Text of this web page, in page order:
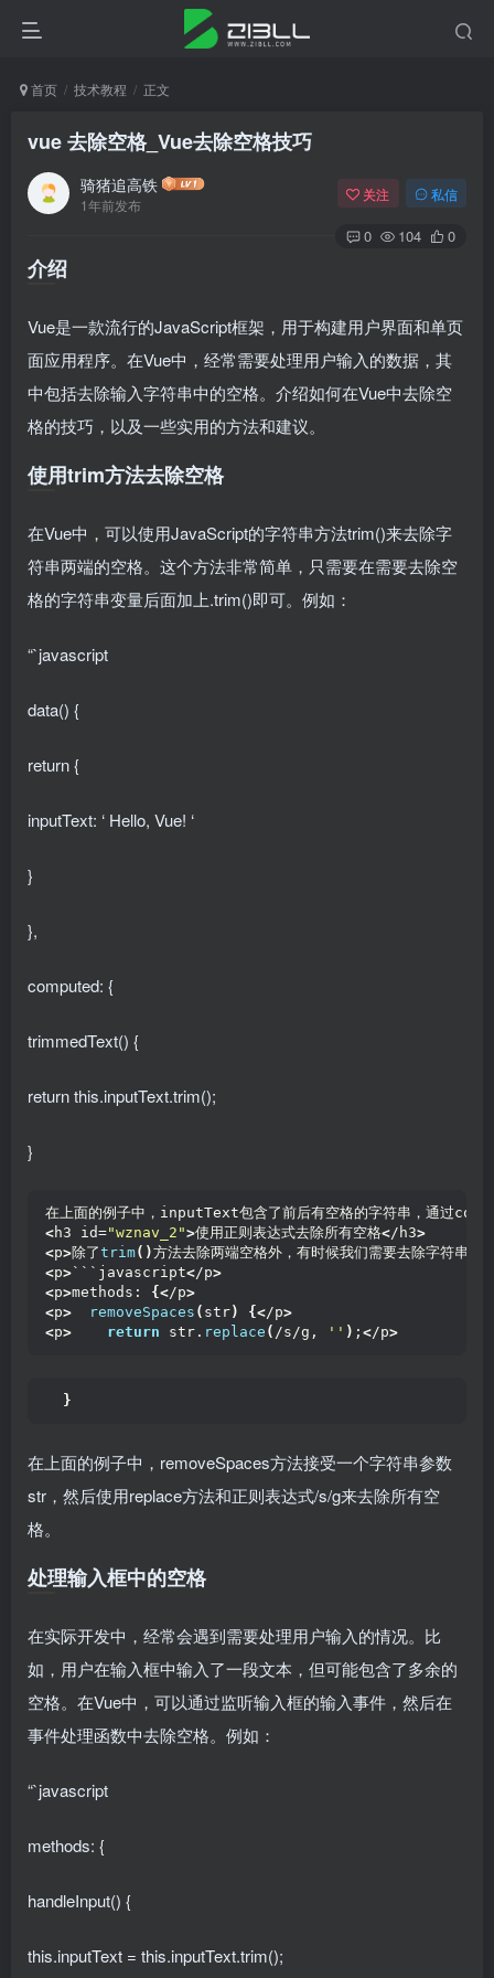
首页 技术教程 正文
vue 去除空格_Vue去除空格技巧
骑猪追高铁
1年前发布
关注 私信
0 104 0
介绍
Vue是一款流行的JavaScript框架，用于构建用户界面和单页
面应用程序。在Vue中，经常需要处理用户输入的数据，其
中包括去除输入字符串中的空格。介绍如何在Vue中去除空
格的技巧，以及一些实用的方法和建议。
使用trim方法去除空格
在Vue中，可以使用JavaScript的字符串方法trim()来去除字
符串两端的空格。这个方法非常简单，只需要在需要去除空
格的字符串变量后面加上.trim()即可。例如：
“`javascript
data() {
return {
inputText: ‘ Hello, Vue! ‘
}
},
computed: {
trimmedText() {
return this.inputText.trim();
}
在上面的例子中，inputText包含了前后有空格的字符串，通过
<h3 id="wznav_2">使用正则表达式去除所有空格</h3>
<p>除了trim()方法去除两端空格外，有时候我们需要去除字符串
<p>```javascript</p>
<p>methods: {</p>
<p> removeSpaces ( str) {</p>
<p> return str. replace ( /s/g, '' ) ; </p>
}
在上面的例子中，removeSpaces方法接受一个字符串参数
str，然后使用replace方法和正则表达式/s/g来去除所有空
格。
处理输入框中的空格
在实际开发中，经常会遇到需要处理用户输入的情况。比
如，用户在输入框中输入了一段文本，但可能包含了多余的
空格。在Vue中，可以通过监听输入框的输入事件，然后在
事件处理函数中去除空格。例如：
“`javascript
methods: {
handleInput() {
this.inputText = this.inputText.trim();